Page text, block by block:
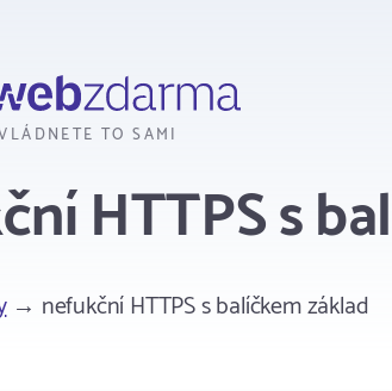
TO SAMI
HTTPS s
→ nefukční HTTPS s balíčkem základ